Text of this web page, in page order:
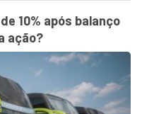
10% após balanço
ação?